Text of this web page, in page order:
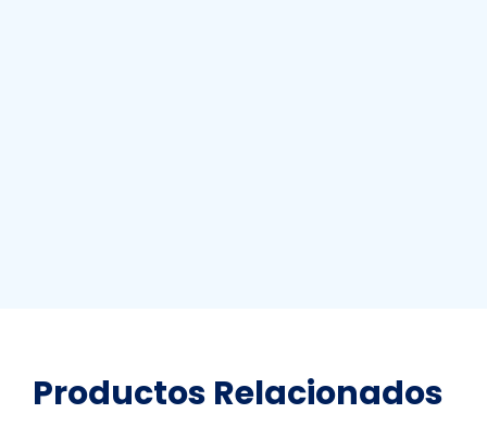
Productos Relacionados